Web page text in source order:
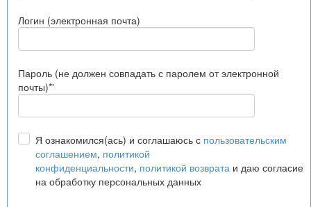
Логин (электронная почта)
Пароль (не должен совпадать с паролем от электронной
почты)*'
Я ознакомился(ась) и соглашаюсь с пользовательским
соглашением, политикой
конфиденциальности, политикой возврата и даю согласие
на обработку персональных данных